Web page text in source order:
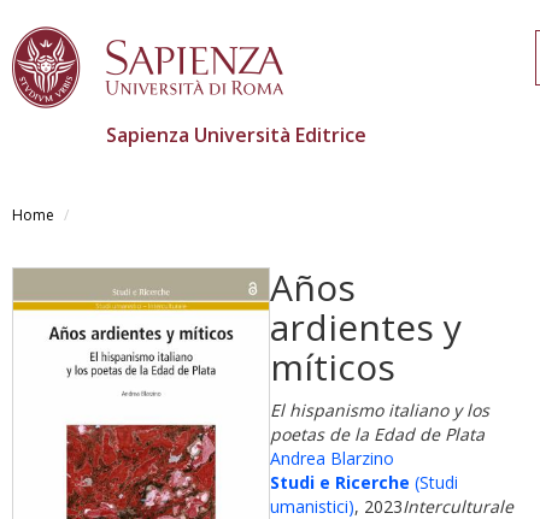
main
Sapienza Università Editrice
Home
Años
ardientes y
míticos
El hispanismo italiano y los
poetas de la Edad de Plata
Andrea Blarzino
Studi e Ricerche (Studi
umanistici), 2023Interculturale